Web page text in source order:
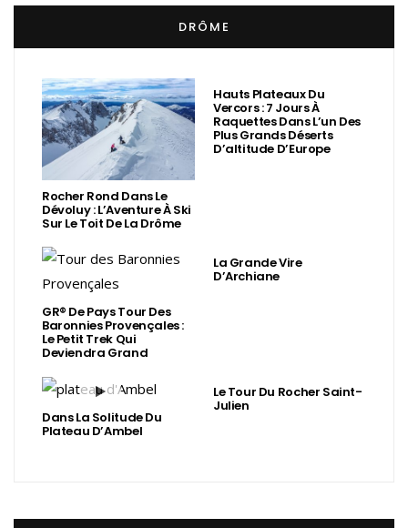
DRÔME
Rocher Rond Dans Le
Dévoluy : L’Aventure À Ski
Sur Le Toit De La Drôme
Hauts Plateaux Du
Vercors : 7 Jours À
Raquettes Dans L’un Des
Plus Grands Déserts
D’altitude D’Europe
GR® De Pays Tour Des
Baronnies Provençales :
Le Petit Trek Qui
Deviendra Grand
La Grande Vire
D’Archiane
Dans La Solitude Du
Plateau D’Ambel
Le Tour Du Rocher Saint-
Julien